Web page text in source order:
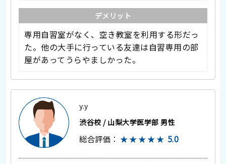
デメリット
専用自習室がなく、空き教室を利用する形だっ
た。他の大手に行っている友達は自習専用の部
屋があってうらやましかった。
y.y
渋谷校 / 山梨大学医学部 男性
総合評価： ★★★★★ 5.0